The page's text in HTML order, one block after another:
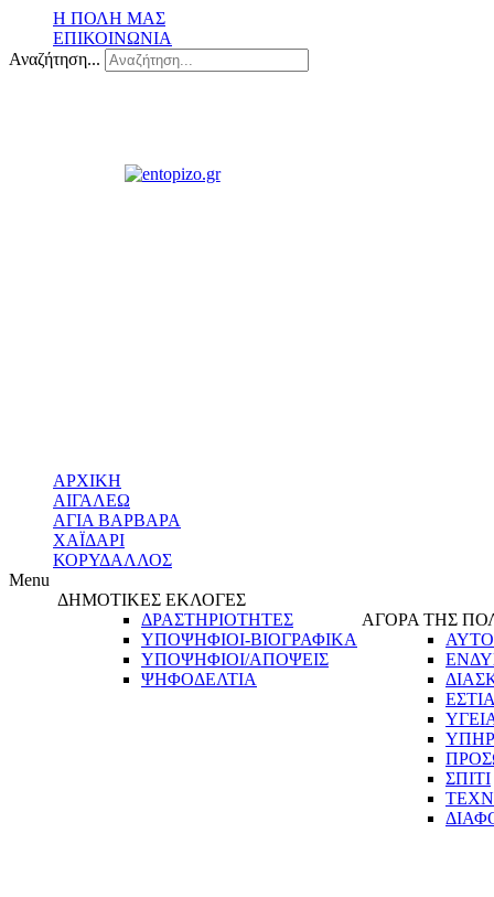
Η ΠΟΛΗ ΜΑΣ
ΕΠΙΚΟΙΝΩΝΙΑ
Αναζήτηση...
ΑΡΧΙΚΗ
ΑΙΓΑΛΕΩ
ΑΓΙΑ ΒΑΡΒΑΡΑ
ΧΑΪΔΑΡΙ
ΚΟΡΥΔΑΛΛΟΣ
Menu
ΔΗΜΟΤΙΚΕΣ ΕΚΛΟΓΕΣ
ΔΡΑΣΤΗΡΙΟΤΗΤΕΣ
ΥΠΟΨΗΦΙΟΙ-ΒΙΟΓΡΑΦΙΚΑ
ΥΠΟΨΗΦΙΟΙ/ΑΠΟΨΕΙΣ
ΨΗΦΟΔΕΛΤΙΑ
ΑΓΟΡΑ ΤΗΣ
ΣΠΙΤΙ